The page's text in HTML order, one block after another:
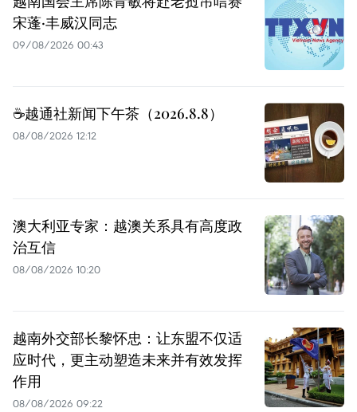
宋蓬·丰威汉同志
09/08/2026 00:43
☕️越通社新闻下午茶（2026.8.8）
08/08/2026 12:12
澳大利亚专家：越澳关系具有高度政
治互信
08/08/2026 10:20
越南外交部长黎怀忠：让东盟不仅适
应时代，更主动塑造未来并有效发挥
作用
08/08/2026 09:22